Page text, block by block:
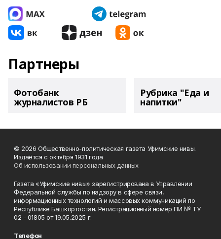
Партнеры
Фотобанк
журналистов РБ
Рубрика "Еда и
напитки"
© 2026 Общественно-политическая газета Уфимские нивы.
Издаётся с октября 1931 года
Об использовании персональных данных
Газета «Уфимские нивы» зарегистрирована в Управлении
Федеральной службы по надзору в сфере связи,
информационных технологий и массовых коммуникаций по
Республике Башкортостан. Регистрационный номер ПИ № ТУ
02 - 01805 от 19.05.2025 г.
Телефон